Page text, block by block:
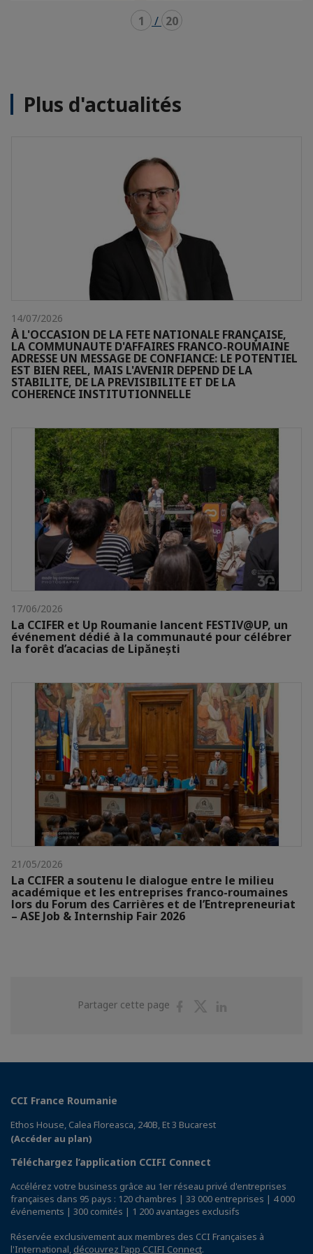
1 / 20
Plus d'actualités
14/07/2026
À L'OCCASION DE LA FETE NATIONALE FRANÇAISE,
LA COMMUNAUTE D'AFFAIRES FRANCO-ROUMAINE
ADRESSE UN MESSAGE DE CONFIANCE: LE POTENTIEL
EST BIEN REEL, MAIS L'AVENIR DEPEND DE LA
STABILITE, DE LA PREVISIBILITE ET DE LA
COHERENCE INSTITUTIONNELLE
17/06/2026
La CCIFER et Up Roumanie lancent FESTIV@UP, un
événement dédié à la communauté pour célébrer
la forêt d’acacias de Lipănești
21/05/2026
La CCIFER a soutenu le dialogue entre le milieu
académique et les entreprises franco-roumaines
lors du Forum des Carrières et de l’Entrepreneuriat
– ASE Job & Internship Fair 2026
Partager cette page
PartagerPartager
CCI France Roumanie
Ethos House, Calea Floreasca, 240B, Et 3 Bucarest
(Accéder au plan)
Téléchargez l’application CCIFI Connect
Accélérez votre business grâce au 1er réseau privé d'entreprises
françaises dans 95 pays : 120 chambres | 33 000 entreprises | 4 000
événements | 300 comités | 1 200 avantages exclusifs
Réservée exclusivement aux membres des CCI Françaises à
l'International, découvrez l'app CCIFI Connect.